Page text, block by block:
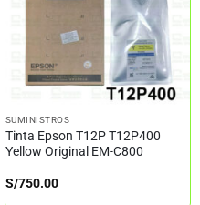
SUMINISTROS
Tinta Epson T12P T12P400
Yellow Original EM-C800
S/750.00